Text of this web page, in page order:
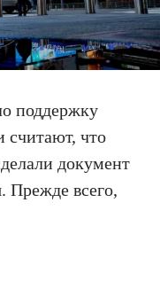
поддержку
считают, что
документ
Прежде всего,